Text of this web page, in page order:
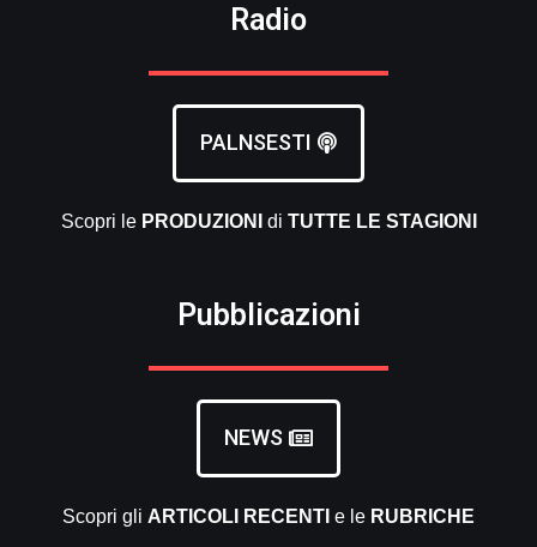
Radio
PALNSESTI
Scopri le PRODUZIONI di TUTTE LE STAGIONI
Pubblicazioni
NEWS
Scopri gli ARTICOLI RECENTI e le RUBRICHE